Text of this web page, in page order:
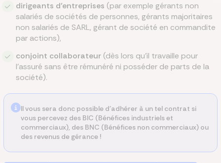
dirigeants d’entreprises (par exemple gérants non
salariés de sociétés de personnes, gérants majoritaires
non salariés de SARL, gérant de société en commandite
par actions),
conjoint collaborateur(dès lors qu’il travaille pour
l’assuré sans être rémunéré ni posséder de parts de la
société).
Il vous sera donc possible d’adhérer à un tel contrat si
vous percevez des BIC (Bénéfices industriels et
commerciaux), des BNC (Bénéfices non commerciaux) ou
des revenus de gérance !